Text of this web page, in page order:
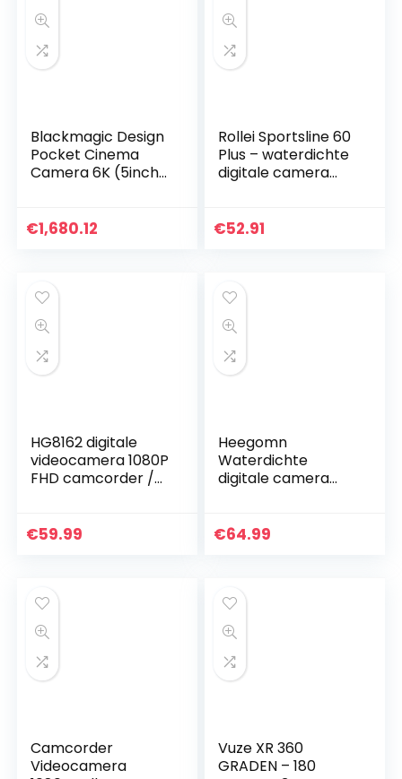
Blackmagic Design
Pocket Cinema
Camera 6K (5inch
opname, inclusief
€1,680.12
Rollei Sportsline 60
Plus – waterdichte
digitale camera
Sports-Cam met
€52.91
HG8162 digitale
videocamera 1080P
FHD camcorder /
graden draaibare
/oudere mensen
€59.99
Heegomn
Waterdichte
digitale camera
8-voudige digitale
€64.99
Camcorder
Videocamera
Vuze XR 360
GRADEN – 180